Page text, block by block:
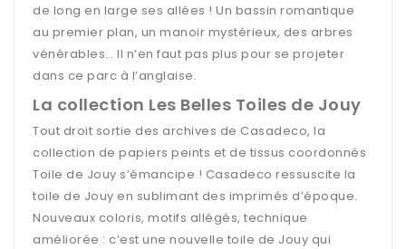
de long en large ses allées ! Un bassin romantique
au premier plan, un manoir mystérieux, des arbres
vénérables… Il n’en faut pas plus pour se projeter
dans ce parc à l’anglaise.
La collection Les Belles Toiles de Jouy
Tout droit sortie des archives de Casadeco, la
collection de papiers peints et de tissus coordonnés
Toile de Jouy s’émancipe ! Casadeco ressuscite la
toile de Jouy en sublimant des imprimés d’époque.
Nouveaux coloris, motifs allégés, technique
améliorée : c’est une nouvelle toile de Jouy qui